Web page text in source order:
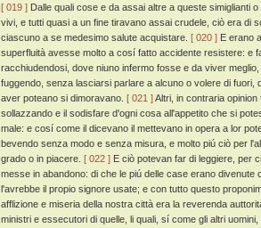
[ 019 ] Dalle quali cose e da assai altre a queste simiglianti
vivi, e tutti quasi a un fine tiravano assai crudele, ciò era di
ciascuno a se medesimo salute acquistare. [ 020 ] E erano
superfluità avesse molto a cosí fatto accidente resistere: e
racchiudendosi, dove niuno infermo fosse e da viver
fuggendo, senza lasciarsi parlare a alcuno o volere di
aver poteano si dimoravano. [ 021 ]Altri, in contraria
sollazzando e il sodisfare d'ogni cosa all'appetito che si
male: e cosí come il dicevano il mettevano in opera a lor
bevendo senza modo e senza misura, e molto piú ciò per
grado o in piacere. [ 022 ] E ciò potevan far di leggiere, per
messe in abandono: di che le piú delle case erano
l'avrebbe il propio signore usate; e con tutto questo
afflizione e miseria della nostra città era la reverenda
ministri e essecutori di quelle, li quali, sí come gli altri